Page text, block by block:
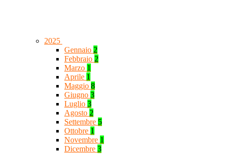
2025
Gennaio 2
Febbraio 2
Marzo 1
Aprile 1
Maggio 8
Giugno 3
Luglio 3
Agosto 2
Settembre 5
Ottobre 1
Novembre 1
Dicembre 3